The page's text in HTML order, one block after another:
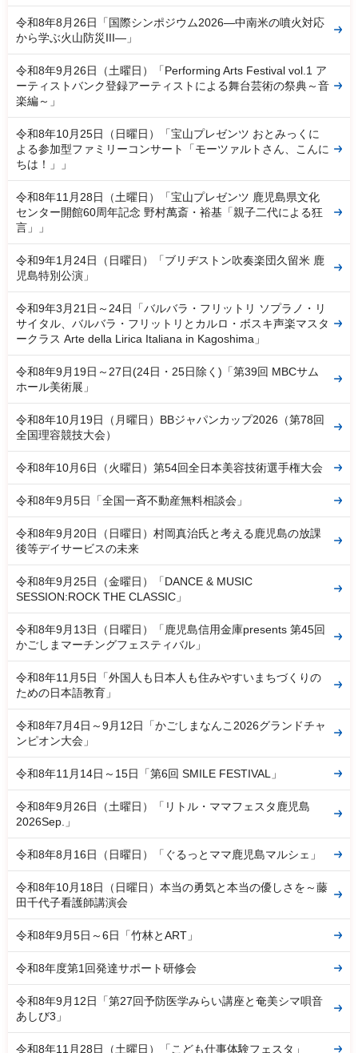
令和8年8月26日「国際シンポジウム2026―中南米の噴火対応
から学ぶ火山防災III―」
令和8年9月26日（土曜日）「Performing Arts Festival vol.1 ア
ーティストバンク登録アーティストによる舞台芸術の祭典～音
楽編～」
令和8年10月25日（日曜日）「宝山プレゼンツ おとみっくに
よる参加型ファミリーコンサート「モーツァルトさん、こんに
ちは！」」
令和8年11月28日（土曜日）「宝山プレゼンツ 鹿児島県文化
センター開館60周年記念 野村萬斎・裕基「親子二代による狂
言」」
令和9年1月24日（日曜日）「ブリヂストン吹奏楽団久留米 鹿
児島特別公演」
令和9年3月21日～24日「バルバラ・フリットリ ソプラノ・リ
サイタル、バルバラ・フリットリとカルロ・ボスキ声楽マスタ
ークラス Arte della Lirica Italiana in Kagoshima」
令和8年9月19日～27日(24日・25日除く)「第39回 MBCサム
ホール美術展」
令和8年10月19日（月曜日）BBジャパンカップ2026（第78回
全国理容競技大会）
令和8年10月6日（火曜日）第54回全日本美容技術選手権大会
令和8年9月5日「全国一斉不動産無料相談会」
令和8年9月20日（日曜日）村岡真治氏と考える鹿児島の放課
後等デイサービスの未来
令和8年9月25日（金曜日）「DANCE & MUSIC
SESSION:ROCK THE CLASSIC」
令和8年9月13日（日曜日）「鹿児島信用金庫presents 第45回
かごしまマーチングフェスティバル」
令和8年11月5日「外国人も日本人も住みやすいまちづくりの
ための日本語教育」
令和8年7月4日～9月12日「かごしまなんこ2026グランドチャ
ンピオン大会」
令和8年11月14日～15日「第6回 SMILE FESTIVAL」
令和8年9月26日（土曜日）「リトル・ママフェスタ鹿児島
2026Sep.」
令和8年8月16日（日曜日）「ぐるっとママ鹿児島マルシェ」
令和8年10月18日（日曜日）本当の勇気と本当の優しさを～藤
田千代子看護師講演会
令和8年9月5日～6日「竹林とART」
令和8年度第1回発達サポート研修会
令和8年9月12日「第27回予防医学みらい講座と奄美シマ唄音
あしび3」
令和8年11月28日（土曜日）「こども仕事体験フェスタ」